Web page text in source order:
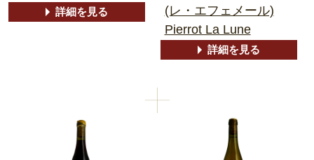
詳細を見る
(レ・エフェメール)
Pierrot La Lune
詳細を見る